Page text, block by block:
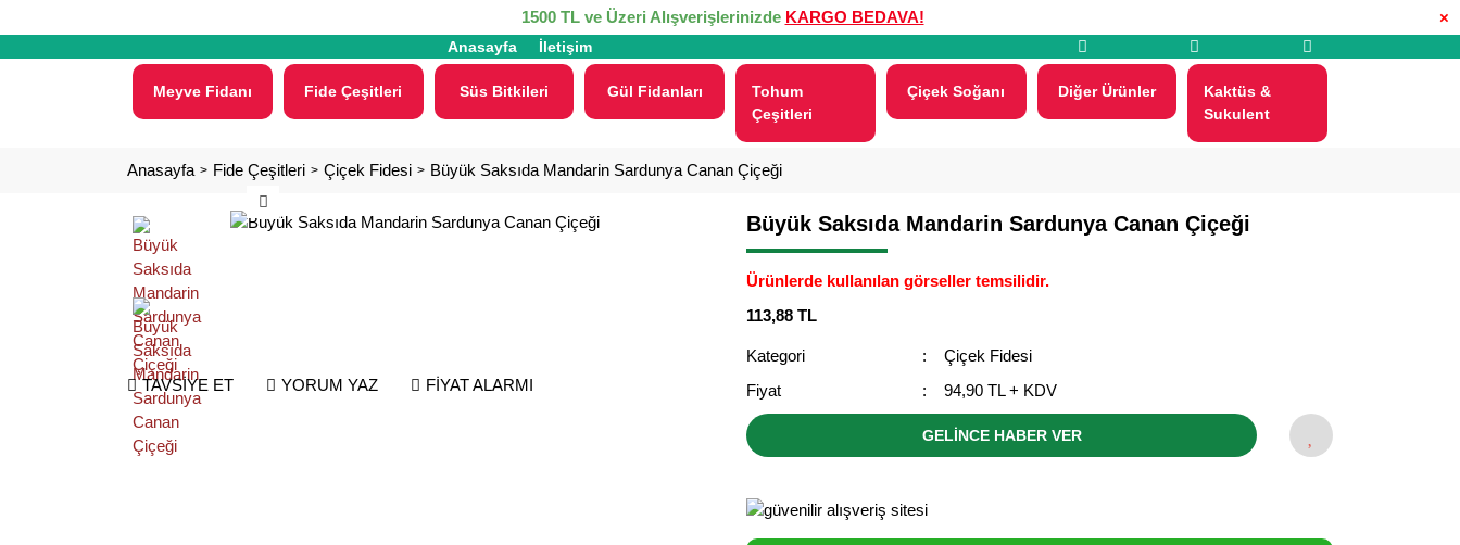
×
1500 TL ve Üzeri Alışverişlerinizde KARGO BEDAVA!
Anasayfa İletişim
Meyve Fidanı Fide Çeşitleri Süs Bitkileri Gül Fidanları
Tohum
Çeşitleri
Çiçek Soğanı Diğer Ürünler
Kaktüs &
Sukulent
Anasayfa Fide Çeşitleri Çiçek Fidesi Büyük Saksıda Mandarin Sardunya Canan Çiçeği
TAVSİYE ET YORUM YAZ FİYAT ALARMI
Büyük Saksıda Mandarin Sardunya Canan Çiçeği
Ürünlerde kullanılan görseller temsilidir.
113,88 TL
Kategori
Çiçek Fidesi
Fiyat
94,90 TL + KDV
GELİNCE HABER VER